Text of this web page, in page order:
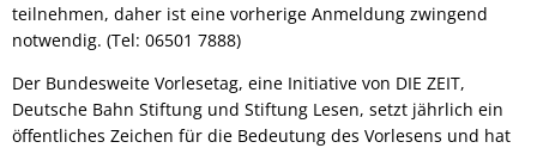
teilnehmen, daher ist eine vorherige Anmeldung zwingend
notwendig. (Tel: 06501 7888)
Der Bundesweite Vorlesetag, eine Initiative von DIE ZEIT,
Deutsche Bahn Stiftung und Stiftung Lesen, setzt jährlich ein
öffentliches Zeichen für die Bedeutung des Vorlesens und hat